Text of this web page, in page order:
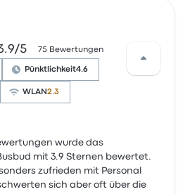
5 75 Bewertungen
Pünktlichkeit4.6
WLAN2.3
wurde das
mit 3.9 Sternen bewertet.
zufrieden mit Personal
sich aber oft über die